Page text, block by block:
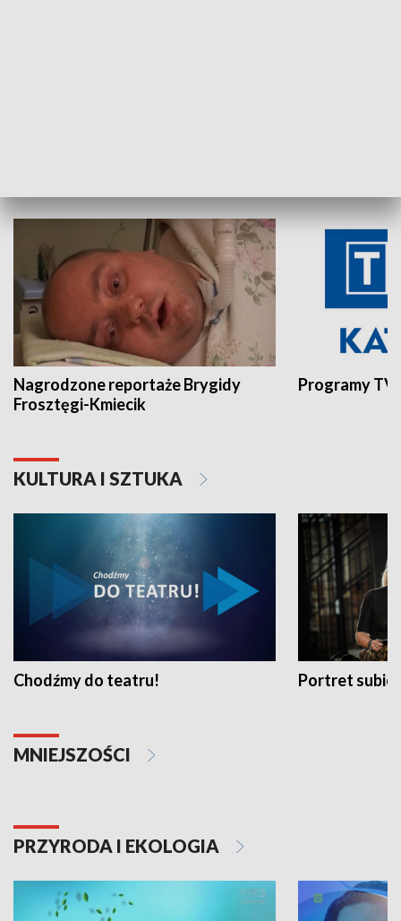
Nagrodzone reportaże Brygidy
Frosztęgi-Kmiecik
Programy
KULTURA I SZTUKA
Chodźmy do teatru! Portret
MNIEJSZOŚCI
PRZYRODA I EKOLOGIA